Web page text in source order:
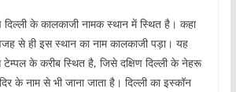
दिल्ली के कालकाजी नामक स्थान में स्थित है। कहा
से ही इस स्थान का नाम कालकाजी पड़ा। यह
टेम्पल के करीब स्थित है, जिसे दक्षिण दिल्ली के नेहरू
के नाम से भी जाना जाता है। दिल्ली का इस्कॉन